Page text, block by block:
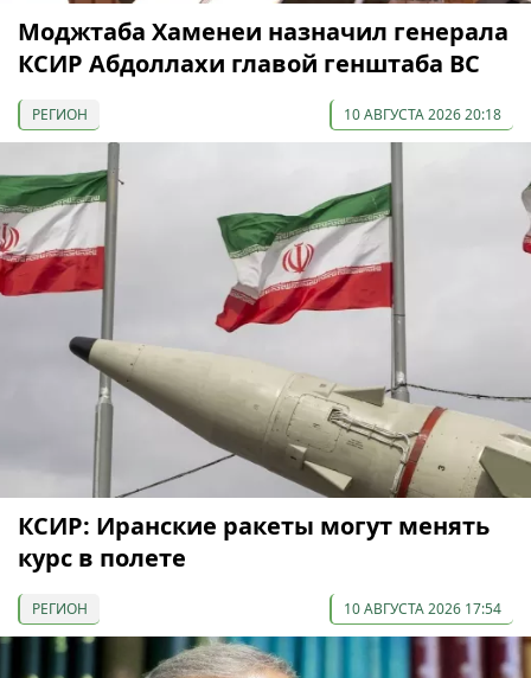
Моджтаба Хаменеи назначил генерала
КСИР Абдоллахи главой генштаба ВС
РЕГИОН 10 АВГУСТА 2026 20:18
КСИР: Иранские ракеты могут менять
курс в полете
РЕГИОН 10 АВГУСТА 2026 17:54